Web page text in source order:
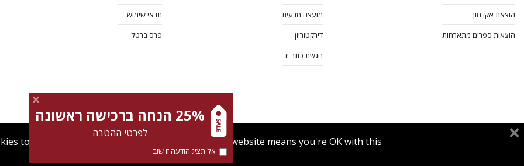
הוצאת אקדמון
הוצאות ספרים מתארחות
מועצה מדעית
דירקטוריון
הגשת כתב יד
תנאי שימוש
פרס ברטל
מדיניות Cookies תנאי שימוש
to give you the best user experience. Using this website means you're OK with this.
Find out more about ourcookies policy
25% הנחה ברכישה ראשונה
לפרטי ההטבה
אל תציג הודעה זו שוב